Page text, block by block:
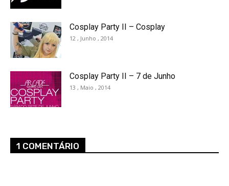
Cosplay Party II – Cosplay
12 , Junho , 2014
Cosplay Party II – 7 de Junho
13 , Maio , 2014
1 COMENTÁRIO